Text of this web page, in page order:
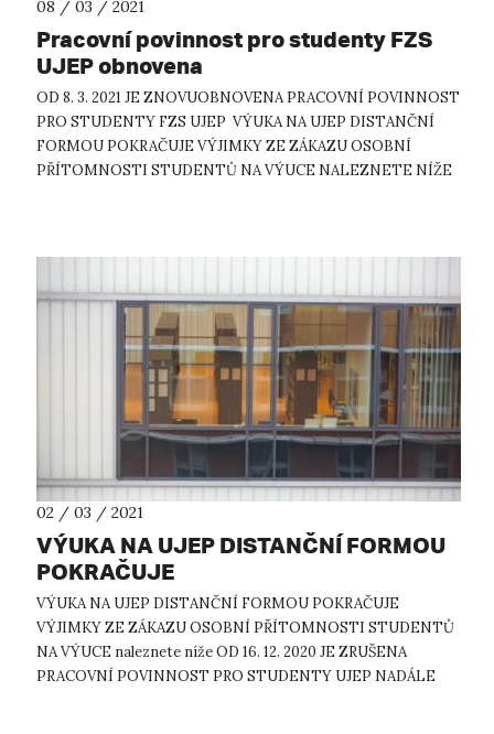
08 / 03 / 2021
Pracovní povinnost pro studenty FZS
UJEP obnovena
OD 8. 3. 2021 JE ZNOVUOBNOVENA PRACOVNÍ POVINNOST
PRO STUDENTY FZS UJEP VÝUKA NA UJEP DISTANČNÍ
FORMOU POKRAČUJE VÝJIMKY ZE ZÁKAZU OSOBNÍ
PŘÍTOMNOSTI STUDENTŮ NA VÝUCE NALEZNETE NÍŽE
02 / 03 / 2021
VÝUKA NA UJEP DISTANČNÍ FORMOU
POKRAČUJE
VÝUKA NA UJEP DISTANČNÍ FORMOU POKRAČUJE
VÝJIMKY ZE ZÁKAZU OSOBNÍ PŘÍTOMNOSTI STUDENTŮ
NA VÝUCE naleznete níže OD 16. 12. 2020 JE ZRUŠENA
PRACOVNÍ POVINNOST PRO STUDENTY UJEP NADÁLE